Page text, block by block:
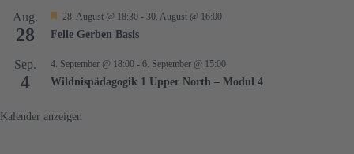
Aug.
28
H
e
r
o
r
h
28. August @ 18:30 - 30. August @ 16:00
Felle Gerben Basis
Sep.
4
4. September @ 18:00 - 6. September @ 15:00
Wildnispädagogik 1 Upper North – Modul 4
Kalender anzeigen